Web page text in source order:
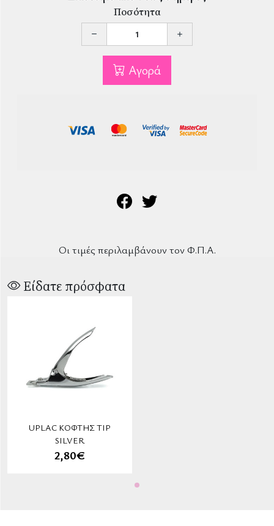
Ποσότητα
Αγορά
Οι τιμές περιλαμβάνουν τον Φ.Π.Α.
Είδατε πρόσφατα
UPLAC ΚΌΦΤΗΣ TIP
SILVER
2,80€